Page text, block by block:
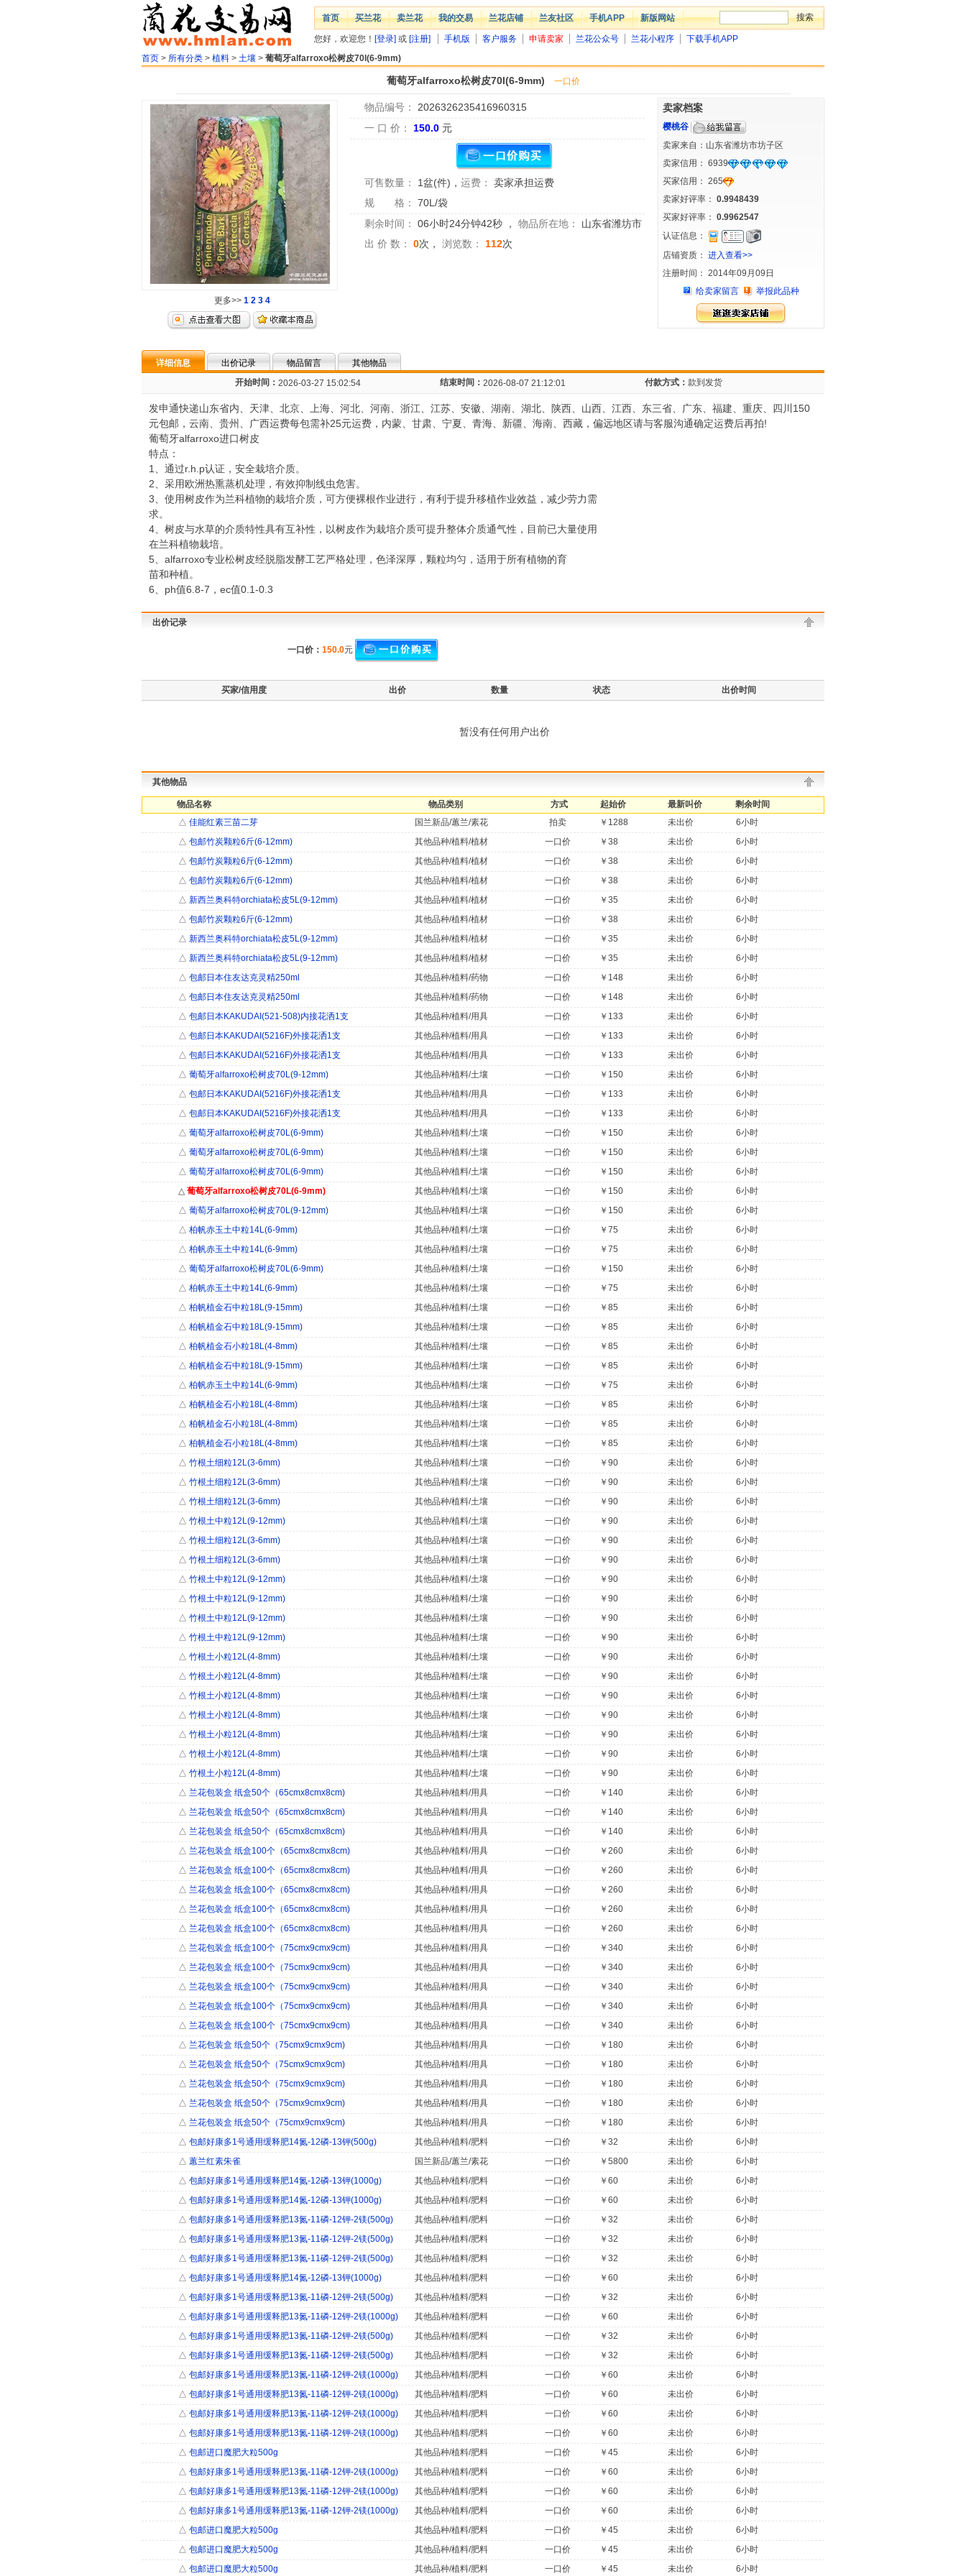
首页 买兰花 卖兰花 我的交易 兰花店铺 兰友社区 手机APP 新版网站
您好，欢迎您！ [登录] 或 [注册] 手机版 客户服务 申请卖家 兰花公众号 兰花小程序
下载手机APP
首页 > 所有分类 > 植料 > 土壤 > 葡萄牙alfarroxo松树皮70l(6-9mm)
葡萄牙alfarroxo松树皮70l(6-9mm) 一口价
更多>> 1 2 3 4
物品编号：
2026326235416960315
一 口 价：
150.0 元
可售数量： 1盆(件) ， 运费：
卖家承担运费
规 格：
70L/袋
剩余时间：
06小时24分钟41秒 ， 物品所在地：
山东省潍坊市
出 价 数：
0次， 浏览数： 112次
卖家档案
樱桃谷
卖家来自：山东省潍坊市坊子区
卖家信用： 6939
买家信用： 265
卖家好评率： 0.9948439
买家好评率： 0.9962547
认证信息：
店铺资质： 进入查看>>
注册时间： 2014年09月09日
给卖家留言
举报此品种
详细信息 出价记录 物品留言
其他物品
开始时间： 2026-03-27 15:02:54 结束时间： 2026-08-07 21:12:01 付款方式： 款到发货
发申通快递山东省内、天津、北京、上海、河北、河南、浙江、江苏、安徽、湖南、湖北、陕西、山西、江西、东三省、广东、福建、重庆、四川150
元包邮，云南、贵州、广西运费每包需补25元运费，内蒙、甘肃、宁夏、青海、新疆、海南、西藏，偏远地区请与客服沟通确定运费后再拍!
葡萄牙alfarroxo进口树皮
特点：
1、通过r.h.p认证，安全栽培介质。
2、采用欧洲热熏蒸机处理，有效抑制线虫危害。
3、使用树皮作为兰科植物的栽培介质，可方便裸根作业进行，有利于提升移植作业效益，减少劳力需
求。
4、树皮与水草的介质特性具有互补性，以树皮作为栽培介质可提升整体介质通气性，目前已大量使用
在兰科植物栽培。
5、alfarroxo专业松树皮经脱脂发酵工艺严格处理，色泽深厚，颗粒均匀，适用于所有植物的育
苗和种植。
6、ph值6.8-7，ec值0.1-0.3
出价记录
一口价： 150.0元
买家/信用度 出价 数量 状态 出价时间
暂没有任何用户出价
其他物品
物品名称 物品类别 方式 起始价 最新叫价
剩余时间
△ 佳能红素三苗二芽 国兰新品/蕙兰/素花 拍卖 ￥1288 未出价
6小时
△ 包邮竹炭颗粒6斤(6-12mm) 其他品种/植料/植材 一口价 ￥38 未出价
6小时
△ 包邮竹炭颗粒6斤(6-12mm) 其他品种/植料/植材 一口价 ￥38 未出价
6小时
△ 包邮竹炭颗粒6斤(6-12mm) 其他品种/植料/植材 一口价 ￥38 未出价
6小时
△ 新西兰奥科特orchiata松皮5L(9-12mm) 其他品种/植料/植材 一口价 ￥35 未出价
6小时
△ 包邮竹炭颗粒6斤(6-12mm) 其他品种/植料/植材 一口价 ￥38 未出价
6小时
△ 新西兰奥科特orchiata松皮5L(9-12mm) 其他品种/植料/植材 一口价 ￥35 未出价
6小时
△ 新西兰奥科特orchiata松皮5L(9-12mm) 其他品种/植料/植材 一口价 ￥35 未出价
6小时
△ 包邮日本住友达克灵精250ml 其他品种/植料/药物 一口价 ￥148 未出价
6小时
△ 包邮日本住友达克灵精250ml 其他品种/植料/药物 一口价 ￥148 未出价
6小时
△ 包邮日本KAKUDAI(521-508)内接花洒1支 其他品种/植料/用具 一口价 ￥133 未出价
6小时
△ 包邮日本KAKUDAI(5216F)外接花洒1支 其他品种/植料/用具 一口价 ￥133 未出价
6小时
△ 包邮日本KAKUDAI(5216F)外接花洒1支 其他品种/植料/用具 一口价 ￥133 未出价
6小时
△ 葡萄牙alfarroxo松树皮70L(9-12mm) 其他品种/植料/土壤 一口价 ￥150 未出价
6小时
△ 包邮日本KAKUDAI(5216F)外接花洒1支 其他品种/植料/用具 一口价 ￥133 未出价
6小时
△ 包邮日本KAKUDAI(5216F)外接花洒1支 其他品种/植料/用具 一口价 ￥133 未出价
6小时
△ 葡萄牙alfarroxo松树皮70L(6-9mm) 其他品种/植料/土壤 一口价 ￥150 未出价
6小时
△ 葡萄牙alfarroxo松树皮70L(6-9mm) 其他品种/植料/土壤 一口价 ￥150 未出价
6小时
△ 葡萄牙alfarroxo松树皮70L(6-9mm) 其他品种/植料/土壤 一口价 ￥150 未出价
6小时
△ 葡萄牙alfarroxo松树皮70L(6-9mm) 其他品种/植料/土壤 一口价 ￥150 未出价
6小时
△ 葡萄牙alfarroxo松树皮70L(9-12mm) 其他品种/植料/土壤 一口价 ￥150 未出价
6小时
△ 柏帆赤玉土中粒14L(6-9mm) 其他品种/植料/土壤 一口价 ￥75 未出价
6小时
△ 柏帆赤玉土中粒14L(6-9mm) 其他品种/植料/土壤 一口价 ￥75 未出价
6小时
△ 葡萄牙alfarroxo松树皮70L(6-9mm) 其他品种/植料/土壤 一口价 ￥150 未出价
6小时
△ 柏帆赤玉土中粒14L(6-9mm) 其他品种/植料/土壤 一口价 ￥75 未出价
6小时
△ 柏帆植金石中粒18L(9-15mm) 其他品种/植料/土壤 一口价 ￥85 未出价
6小时
△ 柏帆植金石中粒18L(9-15mm) 其他品种/植料/土壤 一口价 ￥85 未出价
6小时
△ 柏帆植金石小粒18L(4-8mm) 其他品种/植料/土壤 一口价 ￥85 未出价
6小时
△ 柏帆植金石中粒18L(9-15mm) 其他品种/植料/土壤 一口价 ￥85 未出价
6小时
△ 柏帆赤玉土中粒14L(6-9mm) 其他品种/植料/土壤 一口价 ￥75 未出价
6小时
△ 柏帆植金石小粒18L(4-8mm) 其他品种/植料/土壤 一口价 ￥85 未出价
6小时
△ 柏帆植金石小粒18L(4-8mm) 其他品种/植料/土壤 一口价 ￥85 未出价
6小时
△ 柏帆植金石小粒18L(4-8mm) 其他品种/植料/土壤 一口价 ￥85 未出价
6小时
△ 竹根土细粒12L(3-6mm) 其他品种/植料/土壤 一口价 ￥90 未出价
6小时
△ 竹根土细粒12L(3-6mm) 其他品种/植料/土壤 一口价 ￥90 未出价
6小时
△ 竹根土细粒12L(3-6mm) 其他品种/植料/土壤 一口价 ￥90 未出价
6小时
△ 竹根土中粒12L(9-12mm) 其他品种/植料/土壤 一口价 ￥90 未出价
6小时
△ 竹根土细粒12L(3-6mm) 其他品种/植料/土壤 一口价 ￥90 未出价
6小时
△ 竹根土细粒12L(3-6mm) 其他品种/植料/土壤 一口价 ￥90 未出价
6小时
△ 竹根土中粒12L(9-12mm) 其他品种/植料/土壤 一口价 ￥90 未出价
6小时
△ 竹根土中粒12L(9-12mm) 其他品种/植料/土壤 一口价 ￥90 未出价
6小时
△ 竹根土中粒12L(9-12mm) 其他品种/植料/土壤 一口价 ￥90 未出价
6小时
△ 竹根土中粒12L(9-12mm) 其他品种/植料/土壤 一口价 ￥90 未出价
6小时
△ 竹根土小粒12L(4-8mm) 其他品种/植料/土壤 一口价 ￥90 未出价
6小时
△ 竹根土小粒12L(4-8mm) 其他品种/植料/土壤 一口价 ￥90 未出价
6小时
△ 竹根土小粒12L(4-8mm) 其他品种/植料/土壤 一口价 ￥90 未出价
6小时
△ 竹根土小粒12L(4-8mm) 其他品种/植料/土壤 一口价 ￥90 未出价
6小时
△ 竹根土小粒12L(4-8mm) 其他品种/植料/土壤 一口价 ￥90 未出价
6小时
△ 竹根土小粒12L(4-8mm) 其他品种/植料/土壤 一口价 ￥90 未出价
6小时
△ 竹根土小粒12L(4-8mm) 其他品种/植料/土壤 一口价 ￥90 未出价
6小时
△ 兰花包装盒 纸盒50个（65cmx8cmx8cm) 其他品种/植料/用具 一口价 ￥140 未出价
6小时
△ 兰花包装盒 纸盒50个（65cmx8cmx8cm) 其他品种/植料/用具 一口价 ￥140 未出价
6小时
△ 兰花包装盒 纸盒50个（65cmx8cmx8cm) 其他品种/植料/用具 一口价 ￥140 未出价
6小时
△ 兰花包装盒 纸盒100个（65cmx8cmx8cm) 其他品种/植料/用具 一口价 ￥260 未出价
6小时
△ 兰花包装盒 纸盒100个（65cmx8cmx8cm) 其他品种/植料/用具 一口价 ￥260 未出价
6小时
△ 兰花包装盒 纸盒100个（65cmx8cmx8cm) 其他品种/植料/用具 一口价 ￥260 未出价
6小时
△ 兰花包装盒 纸盒100个（65cmx8cmx8cm) 其他品种/植料/用具 一口价 ￥260 未出价
6小时
△ 兰花包装盒 纸盒100个（65cmx8cmx8cm) 其他品种/植料/用具 一口价 ￥260 未出价
6小时
△ 兰花包装盒 纸盒100个（75cmx9cmx9cm) 其他品种/植料/用具 一口价 ￥340 未出价
6小时
△ 兰花包装盒 纸盒100个（75cmx9cmx9cm) 其他品种/植料/用具 一口价 ￥340 未出价
6小时
△ 兰花包装盒 纸盒100个（75cmx9cmx9cm) 其他品种/植料/用具 一口价 ￥340 未出价
6小时
△ 兰花包装盒 纸盒100个（75cmx9cmx9cm) 其他品种/植料/用具 一口价 ￥340 未出价
6小时
△ 兰花包装盒 纸盒100个（75cmx9cmx9cm) 其他品种/植料/用具 一口价 ￥340 未出价
6小时
△ 兰花包装盒 纸盒50个（75cmx9cmx9cm) 其他品种/植料/用具 一口价 ￥180 未出价
6小时
△ 兰花包装盒 纸盒50个（75cmx9cmx9cm) 其他品种/植料/用具 一口价 ￥180 未出价
6小时
△ 兰花包装盒 纸盒50个（75cmx9cmx9cm) 其他品种/植料/用具 一口价 ￥180 未出价
6小时
△ 兰花包装盒 纸盒50个（75cmx9cmx9cm) 其他品种/植料/用具 一口价 ￥180 未出价
6小时
△ 兰花包装盒 纸盒50个（75cmx9cmx9cm) 其他品种/植料/用具 一口价 ￥180 未出价
6小时
△ 包邮好康多1号通用缓释肥14氮-12磷-13钾(500g) 其他品种/植料/肥料 一口价 ￥32 未出价
6小时
△ 蕙兰红素朱雀 国兰新品/蕙兰/素花 一口价 ￥5800 未出价
6小时
△ 包邮好康多1号通用缓释肥14氮-12磷-13钾(1000g) 其他品种/植料/肥料 一口价 ￥60 未出价
6小时
△ 包邮好康多1号通用缓释肥14氮-12磷-13钾(1000g) 其他品种/植料/肥料 一口价 ￥60 未出价
6小时
△ 包邮好康多1号通用缓释肥13氮-11磷-12钾-2镁(500g) 其他品种/植料/肥料 一口价 ￥32 未出价
6小时
△ 包邮好康多1号通用缓释肥13氮-11磷-12钾-2镁(500g) 其他品种/植料/肥料 一口价 ￥32 未出价
6小时
△ 包邮好康多1号通用缓释肥13氮-11磷-12钾-2镁(500g) 其他品种/植料/肥料 一口价 ￥32 未出价
6小时
△ 包邮好康多1号通用缓释肥14氮-12磷-13钾(1000g) 其他品种/植料/肥料 一口价 ￥60 未出价
6小时
△ 包邮好康多1号通用缓释肥13氮-11磷-12钾-2镁(500g) 其他品种/植料/肥料 一口价 ￥32 未出价
6小时
△ 包邮好康多1号通用缓释肥13氮-11磷-12钾-2镁(1000g) 其他品种/植料/肥料 一口价 ￥60 未出价
6小时
△ 包邮好康多1号通用缓释肥13氮-11磷-12钾-2镁(500g) 其他品种/植料/肥料 一口价 ￥32 未出价
6小时
△ 包邮好康多1号通用缓释肥13氮-11磷-12钾-2镁(500g) 其他品种/植料/肥料 一口价 ￥32 未出价
6小时
△ 包邮好康多1号通用缓释肥13氮-11磷-12钾-2镁(1000g) 其他品种/植料/肥料 一口价 ￥60 未出价
6小时
△ 包邮好康多1号通用缓释肥13氮-11磷-12钾-2镁(1000g) 其他品种/植料/肥料 一口价 ￥60 未出价
6小时
△ 包邮好康多1号通用缓释肥13氮-11磷-12钾-2镁(1000g) 其他品种/植料/肥料 一口价 ￥60 未出价
6小时
△ 包邮好康多1号通用缓释肥13氮-11磷-12钾-2镁(1000g) 其他品种/植料/肥料 一口价 ￥60 未出价
6小时
△ 包邮进口魔肥大粒500g 其他品种/植料/肥料 一口价 ￥45 未出价
6小时
△ 包邮好康多1号通用缓释肥13氮-11磷-12钾-2镁(1000g) 其他品种/植料/肥料 一口价 ￥60 未出价
6小时
△ 包邮好康多1号通用缓释肥13氮-11磷-12钾-2镁(1000g) 其他品种/植料/肥料 一口价 ￥60 未出价
6小时
△ 包邮好康多1号通用缓释肥13氮-11磷-12钾-2镁(1000g) 其他品种/植料/肥料 一口价 ￥60 未出价
6小时
△ 包邮进口魔肥大粒500g 其他品种/植料/肥料 一口价 ￥45 未出价
6小时
△ 包邮进口魔肥大粒500g 其他品种/植料/肥料 一口价 ￥45 未出价
6小时
△ 包邮进口魔肥大粒500g 其他品种/植料/肥料 一口价 ￥45 未出价 6小时